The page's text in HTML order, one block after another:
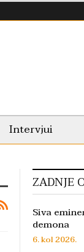
Intervjui
ZADNJE
Siva
demona
6. kol 2026.